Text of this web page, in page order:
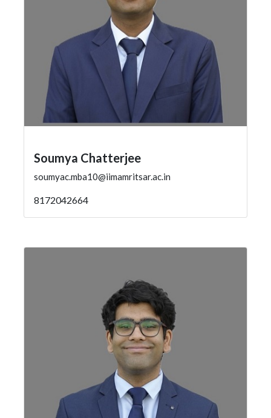
Soumya Chatterjee
soumyac.mba10@iimamritsar.ac.in
8172042664